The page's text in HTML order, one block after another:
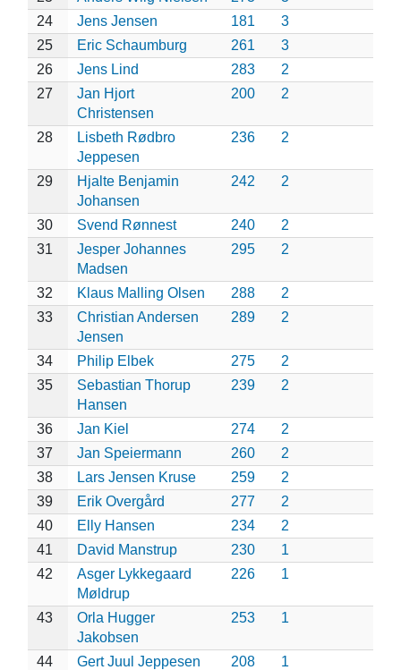
24
Jens Jensen 181
3
25
Eric Schaumburg 261
3
26
Jens Lind 283
2
27
Jan Hjort
Christensen
200 2
28
Lisbeth Rødbro
Jeppesen
236 2
29
Hjalte Benjamin
Johansen
242 2
30 Svend Rønnest 240
2
31
Jesper Johannes
Madsen
295 2
32 Klaus Malling Olsen 288
2
33
Christian Andersen
Jensen
289 2
34 Philip Elbek 275
2
35
Sebastian Thorup
Hansen
239 2
36 Jan Kiel 274
2
37
Jan Speiermann 260
2
38
Lars Jensen Kruse 259
2
39
Erik Overgård 277
2
40
Elly Hansen 234
2
41
David Manstrup 230
1
42
Asger Lykkegaard
Møldrup
226 1
43
Orla Hugger
Jakobsen
253 1
44 Gert Juul Jeppesen 208 1